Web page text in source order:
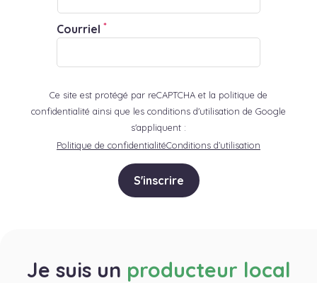
Courriel *
Ce site est protégé par reCAPTCHA et la politique de
confidentialité ainsi que les conditions d'utilisation de Google
s'appliquent :
Politique de confidentialitéConditions d’utilisation
S'inscrire
Je suis un producteur local